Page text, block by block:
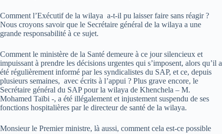
Comment l’Exécutif de la wilaya a-t-il pu laisser faire sans réagir ?
Nous croyons savoir que le Secrétaire général de la wilaya a une
grande responsabilité à ce sujet.
Comment le ministère de la Santé demeure à ce jour silencieux et
impuissant à prendre les décisions urgentes qui s’imposent, alors qu’il a
été régulièrement informé par les syndicalistes du SAP, et ce, depuis
plusieurs semaines, avec écrits à l’appui ? Plus grave encore, le
Secrétaire général du SAP pour la wilaya de Khenchela – M.
Mohamed Taïbi -, a été illégalement et injustement suspendu de ses
fonctions hospitalières par le directeur de santé de la wilaya.
Monsieur le Premier ministre, là aussi, comment cela est-ce possible